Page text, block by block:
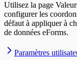
Utilisez la page
configurer les
défaut à appliquer à
de données eForms.
Paramètres